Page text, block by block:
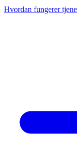
Hvordan fungerer